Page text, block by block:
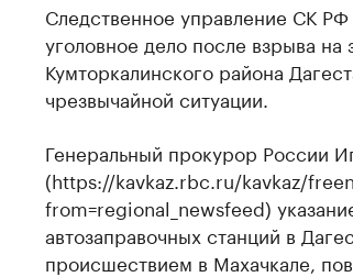
Следственное управление СК
уголовное дело после взрыва
Кумторкалинского района
чрезвычайной ситуации.
Генеральный прокурор России
(https://kavkaz.rbc.ru/kavkaz/
from=regional_newsfeed)
автозаправочных станций в
происшествием в Махачкале,